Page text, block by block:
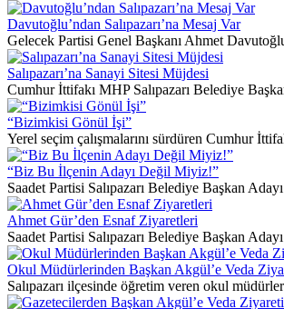
Davutoğlu’ndan Salıpazarı’na Mesaj Var
Gelecek Partisi Genel Başkanı Ahmet
Salıpazarı’na Sanayi Sitesi Müjdesi
Cumhur İttifakı MHP Salıpazarı Belediye
“Bizimkisi Gönül İşi”
Yerel seçim çalışmalarını sürdüren Cumhur
“Biz Bu İlçenin Adayı Değil Miyiz!”
Saadet Partisi Salıpazarı Belediye Başkan
Ahmet Gür’den Esnaf Ziyaretleri
Saadet Partisi Salıpazarı Belediye Başkan
Okul Müdürlerinden Başkan Akgül’e Veda
Salıpazarı ilçesinde öğretim veren okul